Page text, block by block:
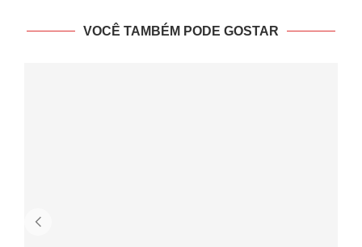
VOCÊ TAMBÉM PODE GOSTAR